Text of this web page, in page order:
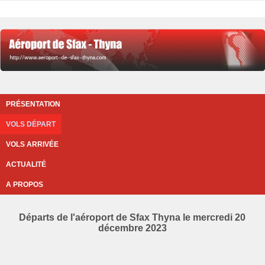
PRÉSENTATION
VOLS DÉPART
VOLS ARRIVÉE
ACTUALITÉ
A PROPOS
Départs de l'aéroport de Sfax Thyna le mercredi 20
décembre 2023